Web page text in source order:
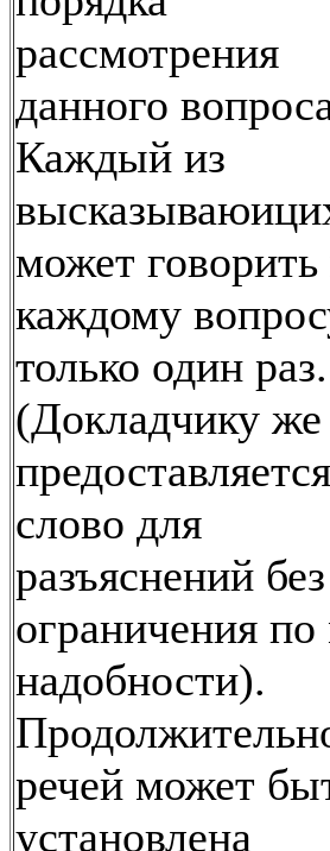
рассмотрения
данного
Каждый из
может говорить
каждому
только один раз.
(Докладчику же
предоставляется
слово для
разъяснений без
ограничения по
надобности).
речей может
установлена